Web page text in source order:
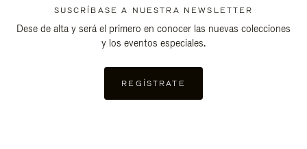
SUSCRÍBASE A NUESTRA NEWSLETTER
Dese de alta y será el primero en conocer las nuevas colecciones
y los eventos especiales.
REGÍSTRATE